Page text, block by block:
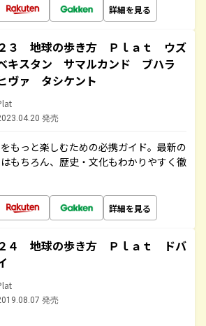
詳細を見る
２３ 地球の歩き方 Ｐｌａｔ ウズ
キスタン サマルカンド ブハラ
ヴァ タシケント
発売
もっと楽しむための必携ガイド。最新の
もちろん、歴史・文化もわかりやすく徹
詳細を見る
２４ 地球の歩き方 Ｐｌａｔ ドバ
発売